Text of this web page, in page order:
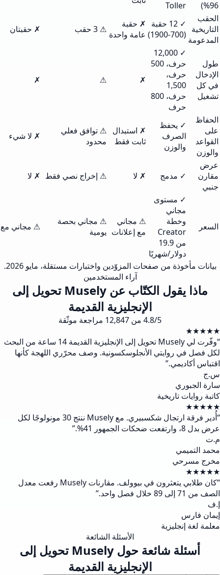
Toller
✓ 12 حقبة
(700-1900)
✗ حقبة
عامة واحدة ⚠ 3 حقب ✗ حقبتان
✓ 12,000
حرف، 500
حرف،
1,500
حرف، 800
✗
✓ يحفظ
الصرف
والوزن
✗ استبدال
ثابت فقط
⚠ توافق فعلي
محدود
✗ لا شيء
✓ مدمج ✗ لا ⚠ إخراج نصي فقط ✗ لا
✓ مستوى
Creator
دولار/شهريًا
⚠ مجاني
مع إعلانات
⚠ مجاني بحصة
يومية
⚠ مجاني مع إعلانات
من صفحات المزوّدين واختبارات مستقلة، مايو 2026.
آراء المستخدمين
ماذا يقول الكتّاب عن Musely تحويل إلى
الإنجليزية القديمة
وفّرت لي Musely تحويل إلى الإنجليزية القديمة 14 ساعة من البحث
روايتي الأنجلوسكسونية. وصف محرّري اللهجة كأنها
”
تاريخية
أُدير فرقة ارتجال شكسبيري. مع Musely ننتج 30 مونولوجًا لكل
”
كان طلابي يتعثرون في بيوولف. مقارنات Musely رفعت معدل
”
الأسئلة الشائعة
أسئلة شائعة حول Musely تحويل إلى
الإنجليزية القديمة